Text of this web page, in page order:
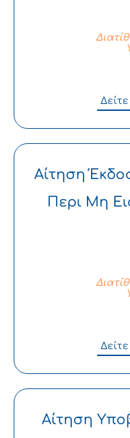
Αίτηση
Περι Μη
Αίτηση